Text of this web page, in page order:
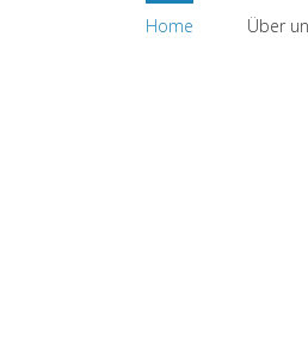
nach:
Home Über